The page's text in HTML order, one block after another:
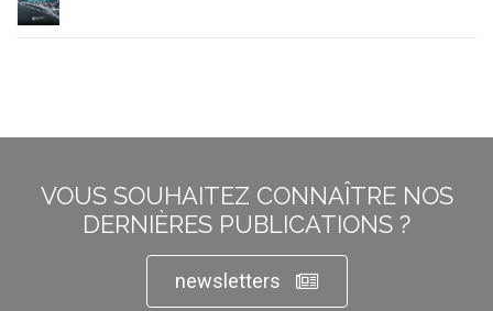
VOUS SOUHAITEZ CONNAÎTRE NOS
DERNIÈRES PUBLICATIONS ?
newsletters